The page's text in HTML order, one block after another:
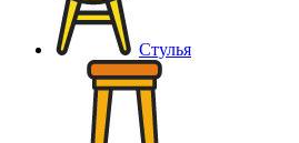
Стулья